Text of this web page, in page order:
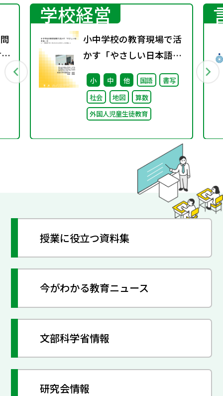
学校経営
小中学校の教育現場で活
かす「やさしい日本語」
② ～「（学校内での）子
どもたちへのやさしい日
本語」～
小 中 他 国語
書写
社会
地図
算数
外国人児童生徒教育
授業に役立つ資料集
今がわかる教育ニュース
文部科学省情報
研究会情報